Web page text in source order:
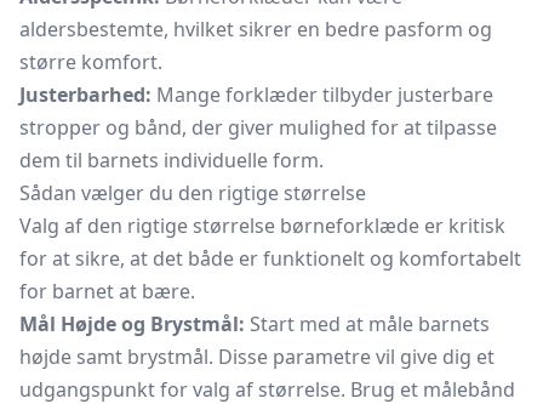
aldersbestemte, hvilket sikrer en bedre pasform og
større komfort.
Justerbarhed: Mange forklæder tilbyder justerbare
stropper og bånd, der giver mulighed for at tilpasse
dem til barnets individuelle form.
Sådan vælger du den rigtige størrelse
Valg af den rigtige størrelse børneforklæde er kritisk
for at sikre, at det både er funktionelt og komfortabelt
for barnet at bære.
Mål Højde og Brystmål: Start med at måle barnets
højde samt brystmål. Disse parametre vil give dig et
udgangspunkt for valg af størrelse. Brug et målebånd